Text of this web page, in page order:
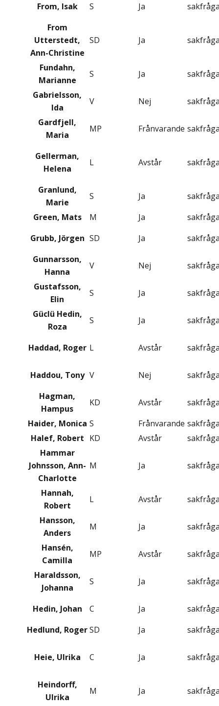
From, Isak S Ja
From
Utterstedt,
Ann-Christine
SD Ja
Fundahn,
Marianne
S Ja
Gabrielsson,
Ida
V Nej
Gardfjell,
Maria
MP Frånvarande
Gellerman,
Helena
L Avstår
Granlund,
Marie
S Ja
Green, Mats
M Ja
Grubb, Jörgen SD Ja
Gunnarsson,
Hanna
V Nej
Gustafsson,
Elin
S Ja
Güclü Hedin,
Roza
S Ja
Haddad, Roger L Avstår
Haddou, Tony V Nej
Hagman,
Hampus
KD Avstår
Haider, Monica S Frånvarande
Halef, Robert KD Avstår
Hammar
Johnsson, Ann-
Charlotte
M Ja
Hannah,
Robert
L Avstår
Hansson,
Anders
M Ja
Hansén,
Camilla
MP Avstår
Haraldsson,
Johanna
S Ja
Hedin, Johan C Ja
Hedlund, RogerSD Ja
Heie, Ulrika C Ja
Heindorff,
Ulrika
M Ja